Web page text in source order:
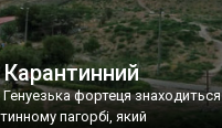
фортеця знаходиться
пагорбі, який